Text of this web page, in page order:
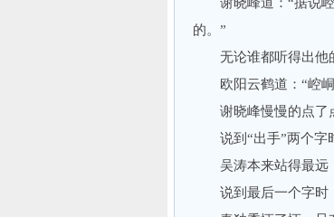
的。”
无论谁都听得出他的
欧阳云鹤道：“崆峒
谢晓峰慢慢的点了点
说到“出手”两个字
吴涛本来站得最远，
说到最后一个字时，